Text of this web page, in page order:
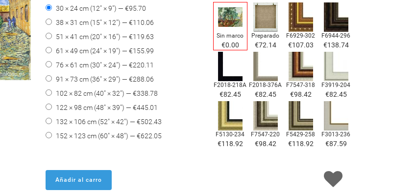
30 × 24 cm (12" × 9") — €95.70
38 × 31 cm (15" × 12") — €110.06
51 × 41 cm (20" × 16") — €119.63
61 × 49 cm (24" × 19") — €155.99
76 × 61 cm (30" × 24") — €220.11
91 × 73 cm (36" × 29") — €288.06
102 × 82 cm (40" × 32") — €338.78
122 × 98 cm (48" × 39") — €445.01
132 × 106 cm (52" × 42") — €502.43
152 × 123 cm (60" × 48") — €622.05
Sin marco
€0.00
Preparado
€72.14
F6929-302
€107.03
F6944-296
€138.74
F2018-218A
€82.45
F2018-376A
€82.45
F7547-318
€98.42
F3919-204
€82.45
F5130-234
€118.92
F7547-220
€98.42
F5429-258
€118.92
F3013-236
€87.59
F7034-298